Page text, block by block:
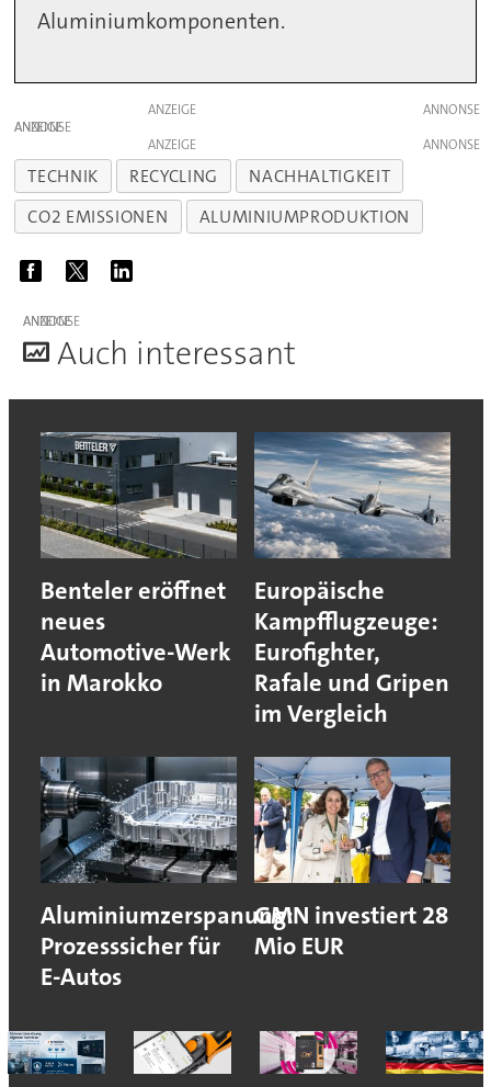
Aluminiumkomponenten.
ANZEIGE
ANZEIGE
ANZEIGE
TECHNIK RECYCLING
NACHHALTIGKEIT
CO2 EMISSIONEN
ALUMINIUMPRODUKTION
ANZEIGE
Auch interessant
Benteler eröffnet
neues
Automotive-Werk
in Marokko
Europäische
Kampfflugzeuge:
Eurofighter,
Rafale und Gripen
im Vergleich
Aluminiumzerspanung:
Prozesssicher für
E-Autos
GMN investiert 28
Mio EUR